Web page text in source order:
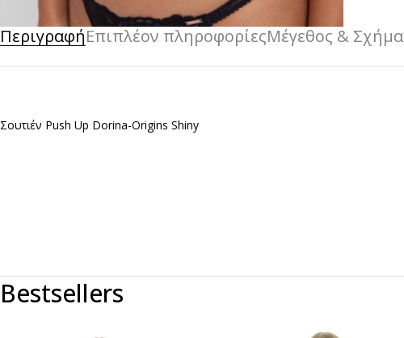
ΠεριγραφήΕπιπλέον πληροφορίεςΜέγεθος & Σχήμα
Σουτιέν Push Up Dorina-Origins Shiny
Bestsellers